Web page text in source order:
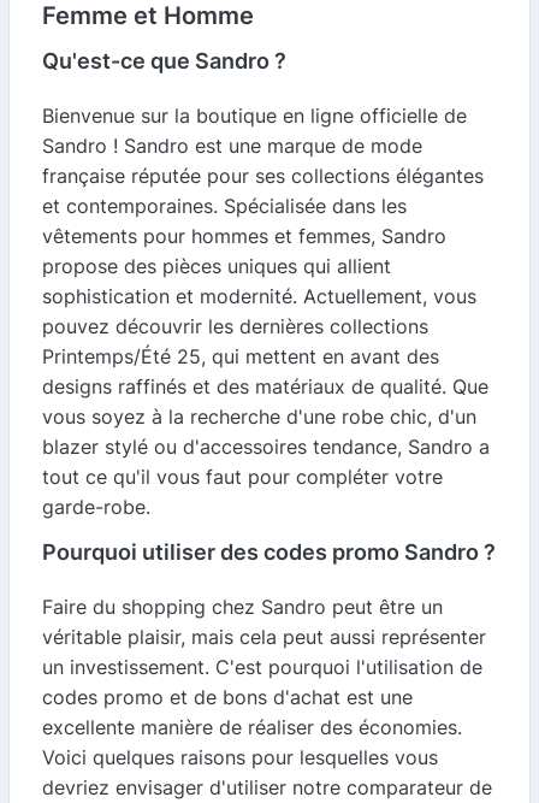
Femme et Homme
Qu'est-ce que Sandro ?
Bienvenue sur la boutique en ligne officielle de
Sandro ! Sandro est une marque de mode
française réputée pour ses collections élégantes
et contemporaines. Spécialisée dans les
vêtements pour hommes et femmes, Sandro
propose des pièces uniques qui allient
sophistication et modernité. Actuellement, vous
pouvez découvrir les dernières collections
Printemps/Été 25, qui mettent en avant des
designs raffinés et des matériaux de qualité. Que
vous soyez à la recherche d'une robe chic, d'un
blazer stylé ou d'accessoires tendance, Sandro a
tout ce qu'il vous faut pour compléter votre
garde-robe.
Pourquoi utiliser des codes promo Sandro ?
Faire du shopping chez Sandro peut être un
véritable plaisir, mais cela peut aussi représenter
un investissement. C'est pourquoi l'utilisation de
codes promo et de bons d'achat est une
excellente manière de réaliser des économies.
Voici quelques raisons pour lesquelles vous
devriez envisager d'utiliser notre comparateur de